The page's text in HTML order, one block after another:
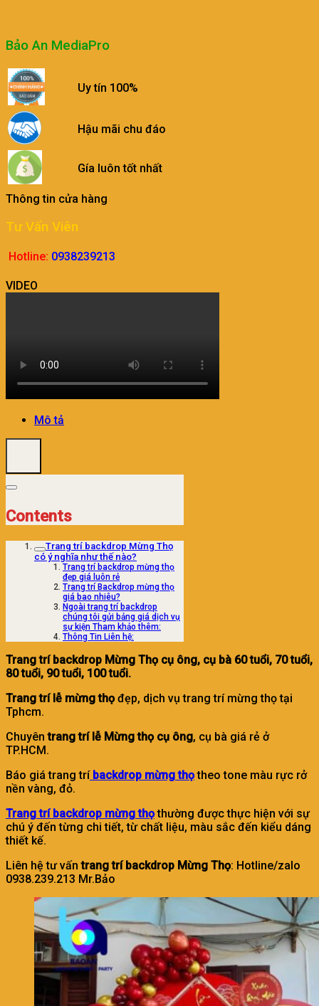
Bảo An MediaPro
Uy tín 100%
Hậu mãi chu đáo
Gía luôn tốt nhất
Thông tin cửa hàng
Tư Vấn Viên
Hotline: 0938239213
VIDEO
Mô tả
Contents
Trang trí backdrop Mừng Thọ
có ý nghĩa như thế nào?
Trang trí backdrop mừng thọ
đẹp giá luôn rẻ
Trang trí Backdrop mừng thọ
giá bao nhiêu?
Ngoài trang trí backdrop
chúng tôi gửi bảng giá dịch vụ
sự kiện Tham khảo thêm:
Thông Tin Liên hệ:
Trang trí backdrop Mừng Thọ cụ ông, cụ bà 60 tuổi, 70 tuổi,
80 tuổi, 90 tuổi, 100 tuổi.
Trang trí lễ mừng thọđẹp, dịch vụ trang trí mừng thọ tại
Tphcm.
Chuyêntrang trí lễ Mừng thọ cụ ông, cụ bà giá rẻ ở
TP.HCM.
Báo giá trang trí backdrop mừng thọtheo tone màu rực rở
nền vàng, đỏ.
Trang trí backdrop mừng thọthường được thực hiện với sự
chú ý đến từng chi tiết, từ chất liệu, màu sắc đến kiểu dáng
thiết kế.
Liên hệ tư vấn trang trí backdrop Mừng Thọ: Hotline/zalo
0938.239.213 Mr.Bảo